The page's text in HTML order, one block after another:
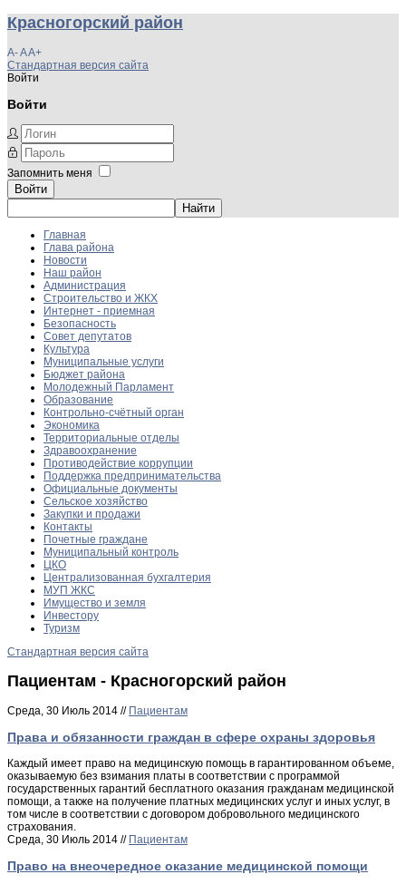
Красногорский район
A-AA+
Стандартная версия сайта
Войти
Войти
Запомнить меня
Войти
Главная
Глава района
Новости
Наш район
Администрация
Строительство и ЖКХ
Интернет - приемная
Безопасность
Совет депутатов
Культура
Муниципальные услуги
Бюджет района
Молодежный Парламент
Образование
Контрольно-счётный орган
Экономика
Территориальные отделы
Здравоохранение
Противодействие коррупции
Поддержка предпринимательства
Официальные документы
Сельское хозяйство
Закупки и продажи
Контакты
Почетные граждане
Муниципальный контроль
ЦКО
Централизованная бухгалтерия
МУП ЖКС
Имущество и земля
Инвестору
Туризм
Стандартная версия сайта
Пациентам - Красногорский район
Среда, 30 Июль 2014 // Пациентам
Права и обязанности граждан в сфере охраны здоровья
Каждый имеет право на медицинскую помощь в гарантированном объеме,
оказываемую без взимания платы в соответствии с программой
государственных гарантий бесплатного оказания гражданам медицинской
помощи, а также на получение платных медицинских услуг и иных услуг, в
том числе в соответствии с договором добровольного медицинского
страхования.
Среда, 30 Июль 2014 // Пациентам
Право на внеочередное оказание медицинской помощи